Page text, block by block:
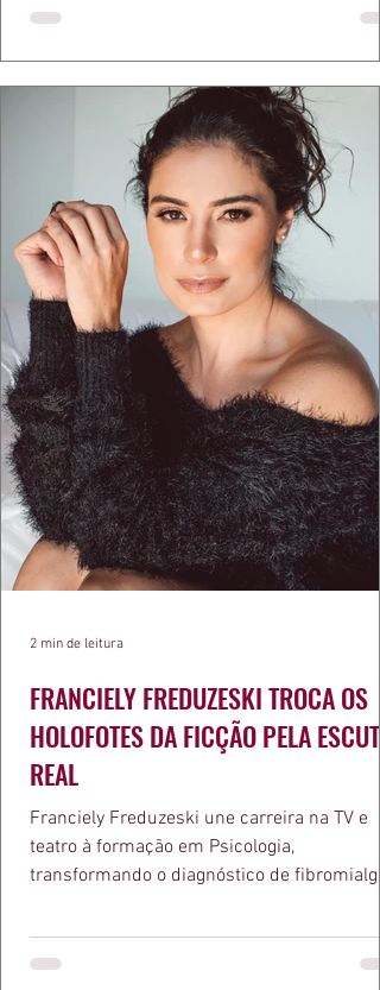
defende há tempos, o de que moda
estruturas geométricas, volumes
aquele concreto aparente típico da
arquitetura paulistana em peças de vestir,
FRANCIELY FREDUZESKI TROCA OS
HOLOFOTES DA FICÇÃO PELA ESCUTA
REAL
Franciely Freduzeski une carreira na TV e
teatro à formação em Psicologia,
transformando o diagnóstico de fibromialgia
medalha Chiquinha Gonzaga.
2 min de leitura